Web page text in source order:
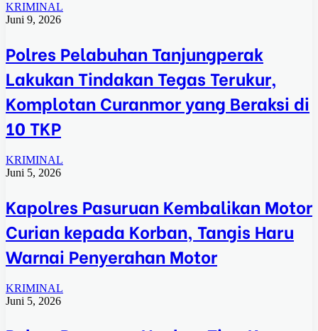
KRIMINAL
Juni 9, 2026
Polres Pelabuhan Tanjungperak
Lakukan Tindakan Tegas Terukur,
Komplotan Curanmor yang Beraksi di
10 TKP
KRIMINAL
Juni 5, 2026
Kapolres Pasuruan Kembalikan Motor
Curian kepada Korban, Tangis Haru
Warnai Penyerahan Motor
KRIMINAL
Juni 5, 2026